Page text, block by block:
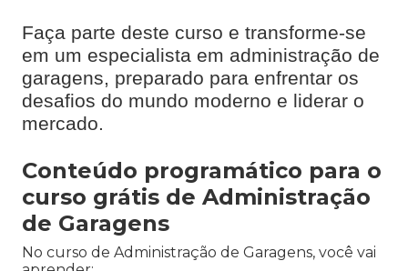
Faça parte deste curso e transforme-se
em um especialista em administração de
garagens, preparado para enfrentar os
desafios do mundo moderno e liderar o
mercado.
Conteúdo programático para o
curso grátis de Administração
de Garagens
No curso de Administração de Garagens, você vai